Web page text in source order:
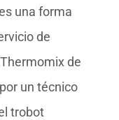
una forma
de
de
un técnico
trobot